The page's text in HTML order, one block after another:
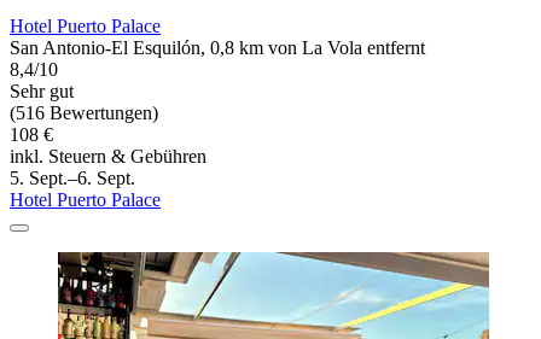
Hotel Puerto Palace
San Antonio-El Esquilón, 0,8 km von La Vola entfernt
8,4/10
Sehr gut
(516 Bewertungen)
108 €
inkl. Steuern & Gebühren
5. Sept.–6. Sept.
Hotel Puerto Palace